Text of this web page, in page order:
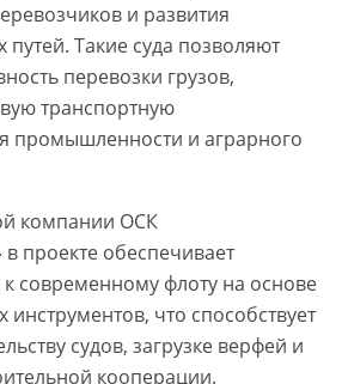
и развития
путей. Такие суда позволяют
перевозки грузов,
транспортную
промышленности и аграрного
компании ОСК
проекте обеспечивает
к современному флоту на основе
что способствует
судов, загрузке верфей и
кооперации.